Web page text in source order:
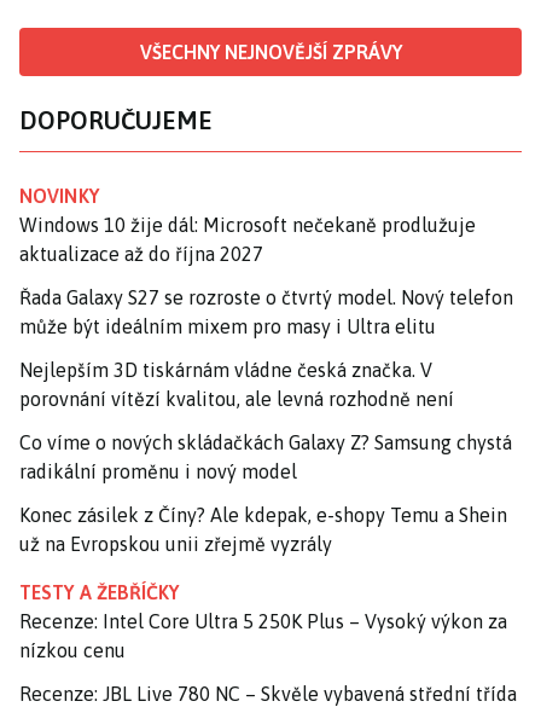
VŠECHNY NEJNOVĚJŠÍ ZPRÁVY
DOPORUČUJEME
NOVINKY
Windows 10 žije dál: Microsoft nečekaně prodlužuje
aktualizace až do října 2027
Řada Galaxy S27 se rozroste o čtvrtý model. Nový telefon
může být ideálním mixem pro masy i Ultra elitu
Nejlepším 3D tiskárnám vládne česká značka. V
porovnání vítězí kvalitou, ale levná rozhodně není
Co víme o nových skládačkách Galaxy Z? Samsung chystá
radikální proměnu i nový model
Konec zásilek z Číny? Ale kdepak, e-shopy Temu a Shein
už na Evropskou unii zřejmě vyzrály
TESTY A ŽEBŘÍČKY
Recenze: Intel Core Ultra 5 250K Plus – Vysoký výkon za
nízkou cenu
Recenze: JBL Live 780 NC – Skvěle vybavená střední třída